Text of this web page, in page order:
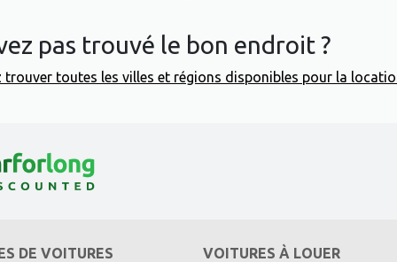
pas trouvé le bon endroit ?
trouver toutes les villes et régions disponibles pour la
DE VOITURES VOITURES À LOUER